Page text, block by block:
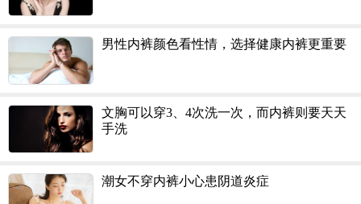
男性内裤颜色看性情，选择健康内裤更重要
文胸可以穿3、4次洗一次，而内裤则要天天
手洗
潮女不穿内裤小心患阴道炎症